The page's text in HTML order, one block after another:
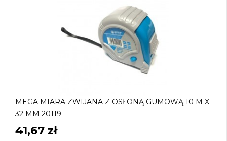
MEGA MIARA ZWIJANA Z OSŁONĄ GUMOWĄ 10 M X
32 MM 20119
41,67 zł